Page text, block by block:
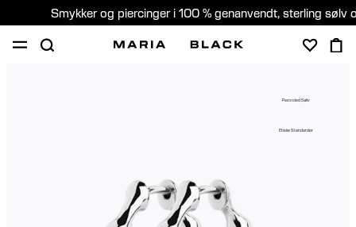
Smykker og piercinger i 100 % genanvendt, sterling sølv
Recycled Sølv
Etiske Standarder